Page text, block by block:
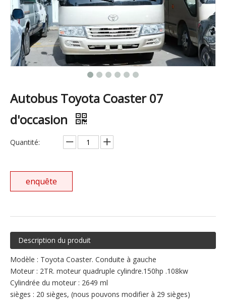
Autobus Toyota Coaster 07
d'occasion
Quantité:
enquête
Description du produit
Modèle : Toyota Coaster. Conduite à gauche
Moteur : 2TR. moteur quadruple cylindre.150hp .108kw
Cylindrée du moteur : 2649 ml
sièges : 20 sièges, (nous pouvons modifier à 29 sièges)